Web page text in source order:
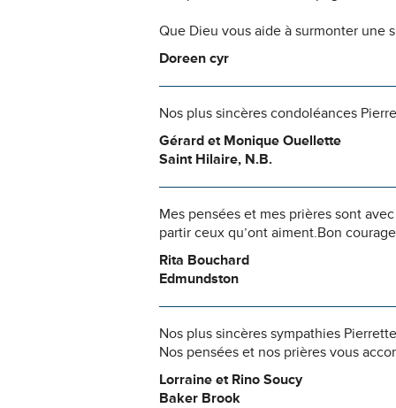
Que Dieu vous aide à surmonter une
Doreen cyr
Nos plus sincères condoléances
Gérard et Monique Ouellette
Saint Hilaire, N.B.
Mes pensées et mes prières sont
partir ceux qu’ont aiment.Bon courage
Rita Bouchard
Edmundston
Nos plus sincères sympathies
Nos pensées et nos prières vous
Lorraine et Rino Soucy
Baker Brook